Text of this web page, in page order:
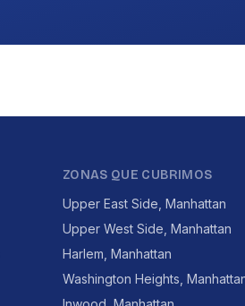
ZONAS QUE CUBRIMOS
Upper East Side, Manhattan
Upper West Side, Manhattan
Harlem, Manhattan
Washington Heights,